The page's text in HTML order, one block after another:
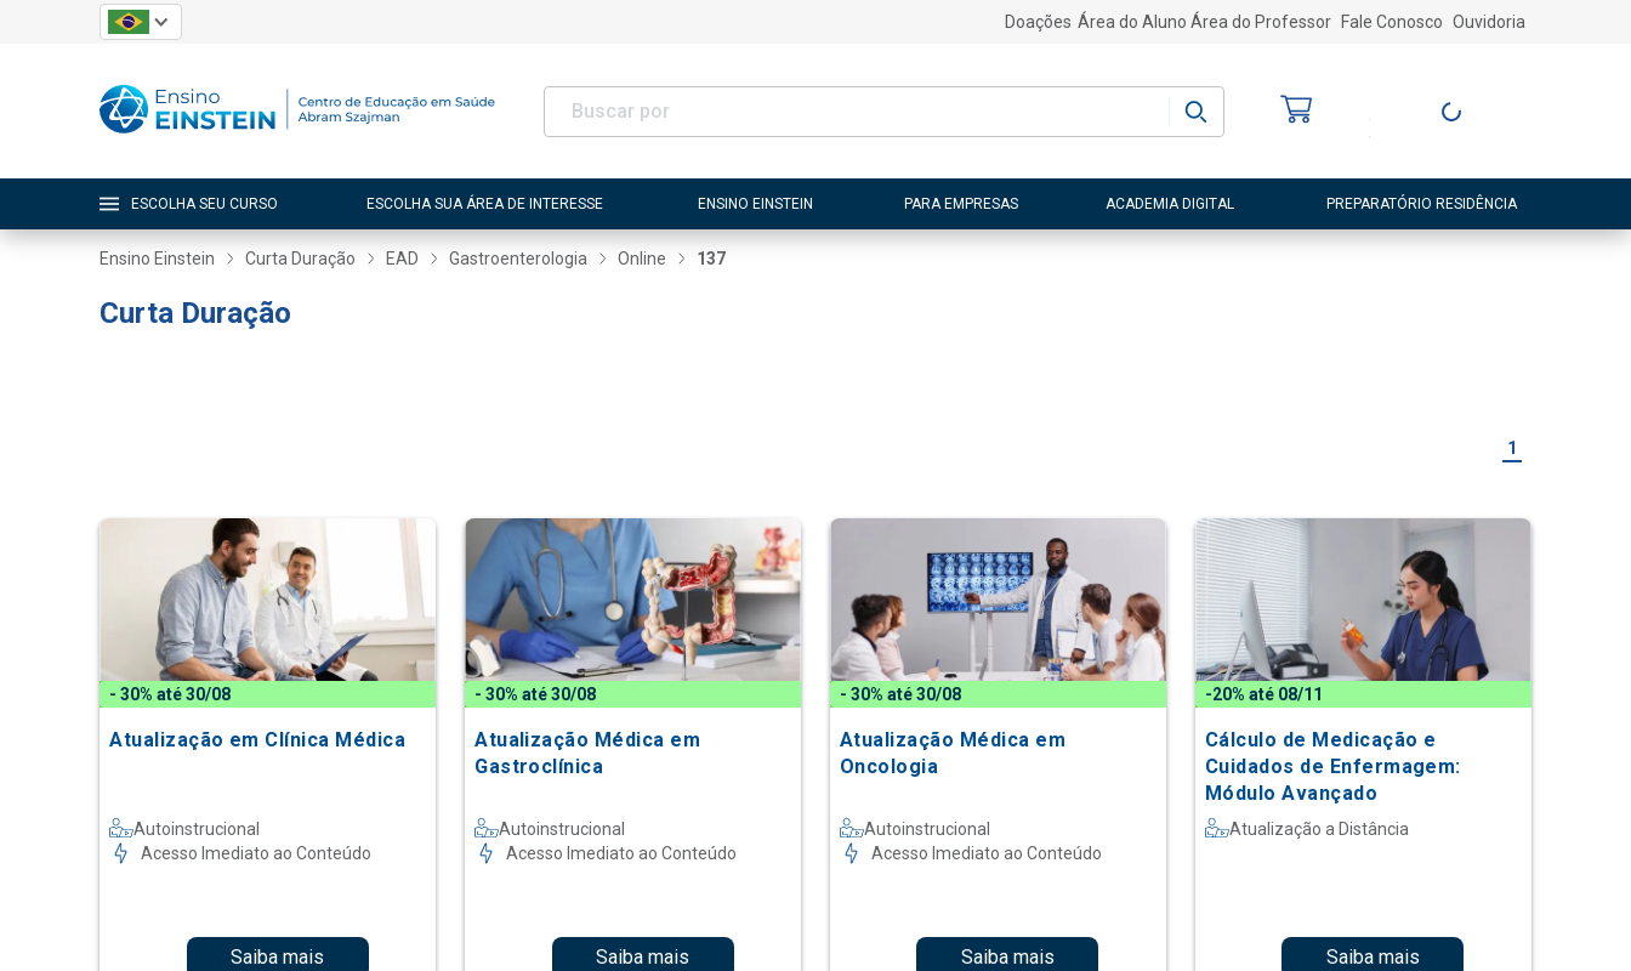
Doações Área do Aluno Área do Professor Fale Conosco Ouvidoria
Entre ou Cadastre-
ESCOLHA SEU CURSO ESCOLHA SUA ÁREA DE INTERESSE ENSINO EINSTEIN PARA EMPRESAS ACADEMIA DIGITAL PREPARATÓRIO RESIDÊNCIA
Ensino Einstein Curta Duração EAD Gastroenterologia Online 137
Curta Duração
1
- 30% até 30/08
Atualização em Clínica Médica
Autoinstrucional
Acesso Imediato ao Conteúdo
Saiba mais
- 30% até 30/08
Atualização Médica em
Gastroclínica
Autoinstrucional
Acesso Imediato ao Conteúdo
Saiba mais
- 30% até 30/08
Atualização Médica em
Oncologia
Autoinstrucional
Acesso Imediato ao Conteúdo
Saiba mais
-20% até 08/11
Cálculo de Medicação e
Cuidados de Enfermagem:
Módulo Avançado
Atualização a Distância
Saiba mais